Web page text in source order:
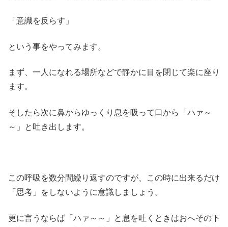
「意識を反らす」
という事をやってみます。
まず、一人になれる場所などで静かに目を閉じて楽に座り
ます。
そしたら次に鼻からゆっくり息を吸って口から「ハァ～
～」と吐き出します。
この呼吸を数分間繰り返すのですが、この時に出来るだけ
「思考」をしないように意識しましょう。
更に言うならば「ハァ～～」と息を吐くときはおへその下